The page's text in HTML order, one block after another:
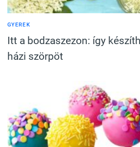
GYEREK
Itt a bodzaszezon: így
házi szörpöt